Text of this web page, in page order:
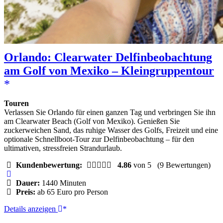
Orlando: Clearwater Delfinbeobachtung
am Golf von Mexiko – Kleingruppentour
Touren
Verlassen Sie Orlando für einen ganzen Tag und verbringen Sie ihn
am Clearwater Beach (Golf von Mexiko). Genießen Sie
zuckerweichen Sand, das ruhige Wasser des Golfs, Freizeit und eine
optionale Schnellboot-Tour zur Delfinbeobachtung – für den
ultimativen, stressfreien Strandurlaub.
Kundenbewertung:
4.86 von 5 (9 Bewertungen)
Dauer: 1440 Minuten
Preis: ab 65 Euro pro Person
Orlando:
Details anzeigen